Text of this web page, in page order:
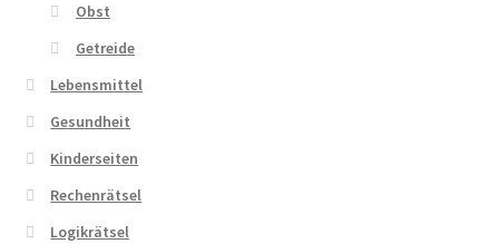
Obst
Getreide
Lebensmittel
Gesundheit
Kinderseiten
Rechenrätsel
Logikrätsel